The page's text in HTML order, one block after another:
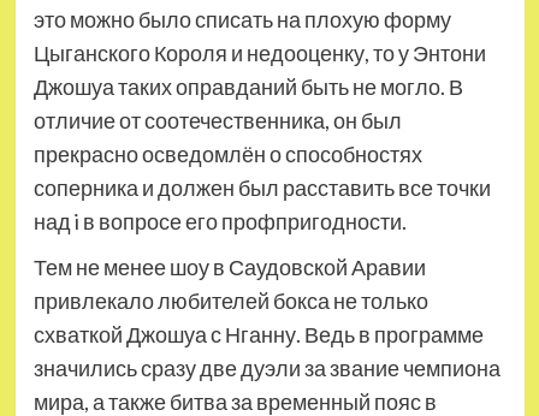
это можно было списать на плохую форму
Цыганского Короля и недооценку, то у Энтони
Джошуа таких оправданий быть не могло. В
отличие от соотечественника, он был
прекрасно осведомлён о способностях
соперника и должен был расставить все точки
над i в вопросе его профпригодности.
Тем не менее шоу в Саудовской Аравии
привлекало любителей бокса не только
схваткой Джошуа с Нганну. Ведь в программе
значились сразу две дуэли за звание чемпиона
мира, а также битва за временный пояс в